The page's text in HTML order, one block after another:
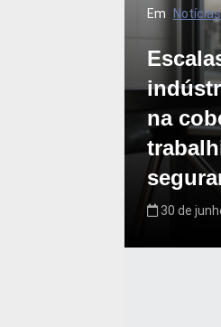
Em Notícias
na
30 de